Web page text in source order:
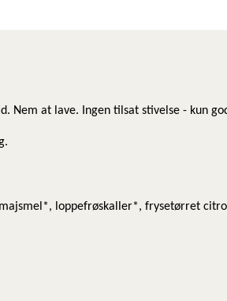
Nem at lave. Ingen tilsat stivelse - kun
loppefrøskaller*, frysetørret